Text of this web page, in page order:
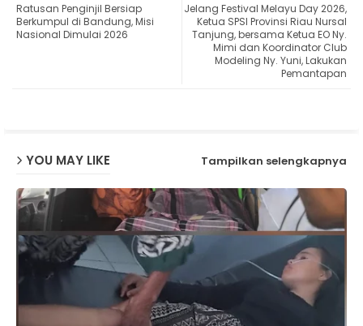
ter ats
ap
Jelang Festival Melayu Day 2026,
Ketua SPSI Provinsi Riau Nursal
Tanjung, bersama Ketua EO Ny.
Mimi dan Koordinator Club
Modeling Ny. Yuni, Lakukan
Pemantapan
Ratusan Penginjil Bersiap
Berkumpul di Bandung, Misi
Nasional Dimulai 2026
YOU MAY LIKE Tampilkan selengkapnya